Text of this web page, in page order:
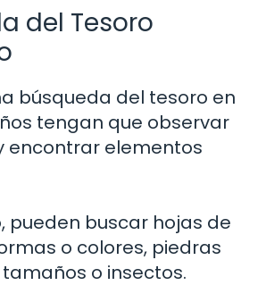
del Tesoro
búsqueda del tesoro en
tengan que observar
encontrar elementos
pueden buscar hojas de
o colores, piedras
o insectos.